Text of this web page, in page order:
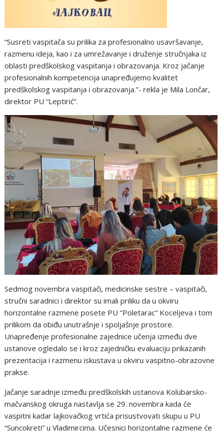
“Susreti vaspitača su prilika za profesionalno usavršavanje,
razmenu ideja, kao i za umrežavanje i druženje stručnjaka iz
oblasti predškolskog vaspitanja i obrazovanja. Kroz jačanje
profesionalnih kompetencija unapređujemo kvalitet
predškolskog vaspitanja i obrazovanja.”- rekla je Mila Lončar,
direktor PU “Leptirić”.
Sedmog novembra vaspitači, medicinske sestre – vaspitači,
stručni saradnici i direktor su imali priliku da u okviru
horizontalne razmene posete PU “Poletarac” Koceljeva i tom
prilikom da obiđu unutrašnje i spoljašnje prostore.
Unapređenje profesionalne zajednice učenja između dve
ustanove ogledalo se i kroz zajedničku evaluaciju prikazanih
prezentacija i razmenu iskustava u okviru vaspitno-obrazovne
prakse.
Jačanje saradnje između predškolskih ustanova Kolubarsko-
mačvanskog okruga nastavlja se 29. novembra kada će
vaspitni kadar lajkovačkog vrtića prisustvovati skupu u PU
“Suncokreti” u Vladimircima. Učesnici horizontalne razmene će